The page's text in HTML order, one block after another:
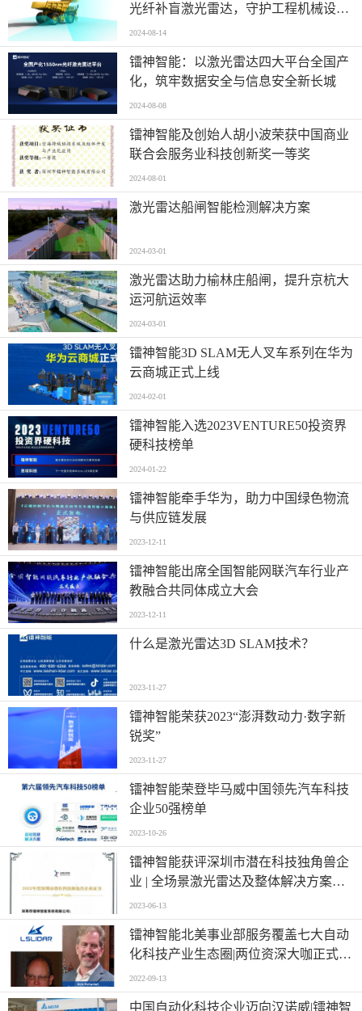
光纤补盲激光雷达，守护工程机械设备
作业安全
2024-08-14
镭神智能：以激光雷达四大平台全国产
化，筑牢数据安全与信息安全新长城
2024-08-08
镭神智能及创始人胡小波荣获中国商业
联合会服务业科技创新奖一等奖
2024-08-01
激光雷达船闸智能检测解决方案
2024-03-01
激光雷达助力榆林庄船闸，提升京杭大
运河航运效率
2024-03-01
镭神智能3D SLAM无人叉车系列在华为
云商城正式上线
2024-02-01
镭神智能入选2023VENTURE50投资界
硬科技榜单
2024-01-22
镭神智能牵手华为，助力中国绿色物流
与供应链发展
2023-12-11
镭神智能出席全国智能网联汽车行业产
教融合共同体成立大会
2023-12-11
什么是激光雷达3D SLAM技术？
2023-11-27
镭神智能荣获2023“澎湃数动力·数字新
锐奖”
2023-11-27
镭神智能荣登毕马威中国领先汽车科技
企业50强榜单
2023-10-26
镭神智能获评深圳市潜在科技独角兽企
业 | 全场景激光雷达及整体解决方案提
供商
2023-06-13
镭神智能北美事业部服务覆盖七大自动
化科技产业生态圈|两位资深大咖正式加
入
2022-09-13
中国自动化科技企业迈向汉诺威|镭神智